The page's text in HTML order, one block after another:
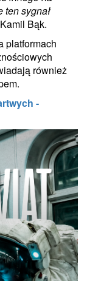
ten sygnał
Bąk.
platformach
również
-